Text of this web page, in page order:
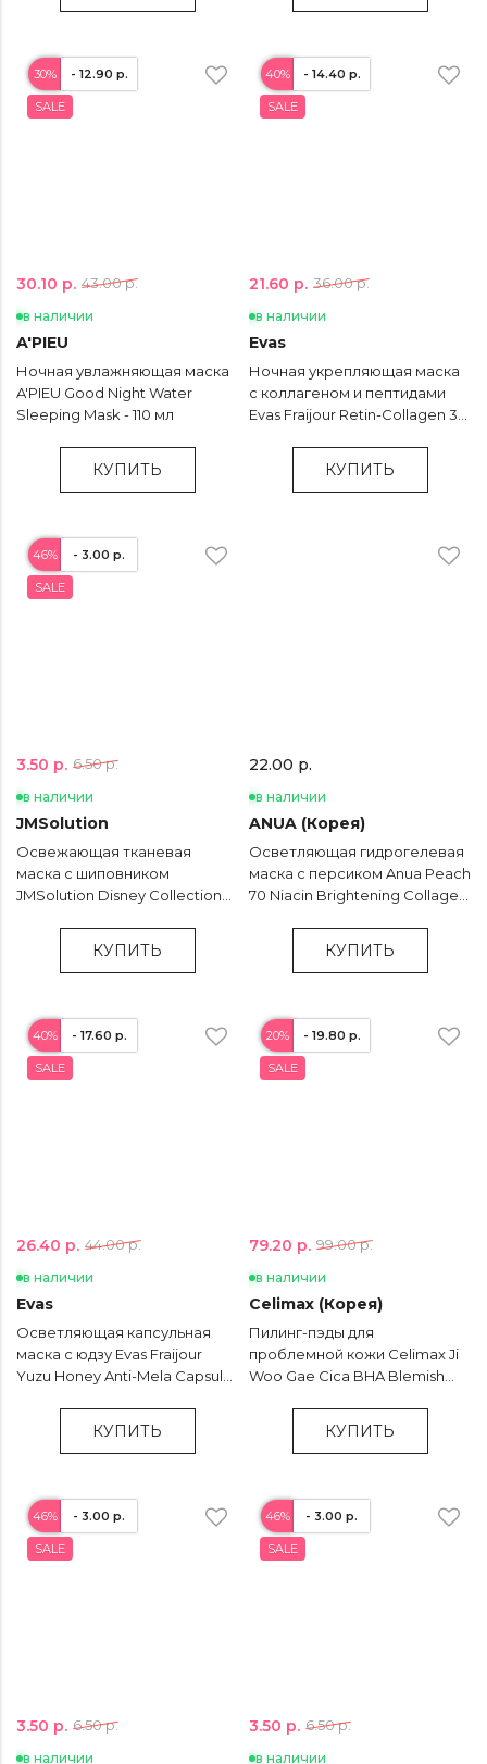
SALE
30% - 12.90 р.
30.10 р. 43.00 р.
в наличии
A'PIEU
Ночная увлажняющая маска
A'PIEU Good Night Water
Sleeping Mask - 110 мл
КУПИТЬ
SALE
40% - 14.40 р.
21.60 р. 36.00 р.
в наличии
Evas
Ночная укрепляющая маска
с коллагеном и пептидами
Evas Fraijour Retin-Collagen 3D
КУПИТЬ
SALE
46% - 3.00 р.
3.50 р. 6.50 р.
в наличии
JMSolution
Освежающая тканевая
маска с шиповником
JMSolution Disney Collection
КУПИТЬ
22.00 р.
в наличии
ANUA (Корея)
Осветляющая гидрогелевая
маска с персиком Anua Peach
70 Niacin Brightening Collagen
КУПИТЬ
SALE
40% - 17.60 р.
26.40 р. 44.00 р.
в наличии
Evas
Осветляющая капсульная
маска с юдзу Evas Fraijour
Yuzu Honey Anti-Mela Capsule
КУПИТЬ
SALE
20% - 19.80 р.
79.20 р. 99.00 р.
в наличии
Celimax (Корея)
Пилинг-пэды для
проблемной кожи Celimax Ji
Woo Gae Cica BHA Blemish
КУПИТЬ
SALE
46% - 3.00 р.
3.50 р. 6.50 р.
в наличии
SALE
46% - 3.00 р.
3.50 р. 6.50 р.
в наличии